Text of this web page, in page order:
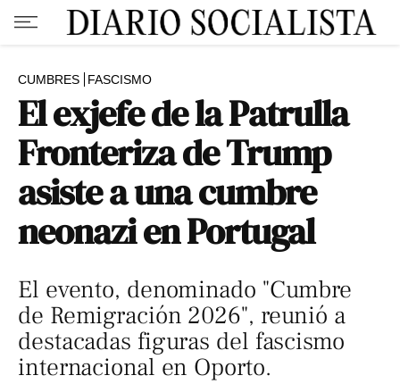
CUMBRES FASCISMO
El exjefe de la Patrulla
Fronteriza de Trump
asiste a una cumbre
neonazi en Portugal
El evento, denominado "Cumbre
de Remigración 2026", reunió a
destacadas figuras del fascismo
internacional en Oporto.